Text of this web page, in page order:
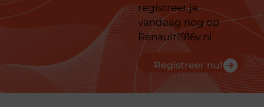
registreer je
vandaag nog op
Renault1916v.nl
Registreer nu!